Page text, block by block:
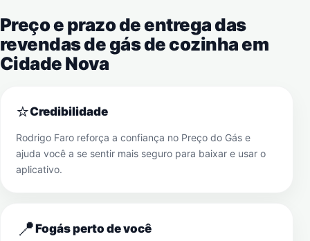
Preço e prazo de entrega das
revendas de gás de cozinha em
Cidade Nova
⭐Credibilidade
Rodrigo Faro reforça a confiança no Preço do Gás e
ajuda você a se sentir mais seguro para baixar e usar o
aplicativo.
📍Fogás perto de você